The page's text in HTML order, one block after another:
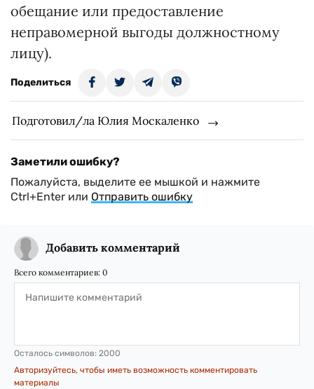
обещание или предоставление
неправомерной выгоды должностному
лицу).
Поделиться
Подготовил/ла Юлия Москаленко
Заметили ошибку?
Пожалуйста, выделите ее мышкой и нажмите
Ctrl+Enter или Отправить ошибку
Добавить комментарий
Всего комментариев: 0
Осталось символов: 2000
Авторизуйтесь, чтобы иметь возможность комментировать
материалы